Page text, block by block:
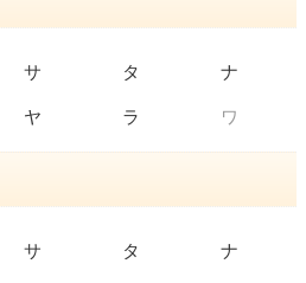
サ タ ナ
ヤ ラ ワ
サ タ ナ